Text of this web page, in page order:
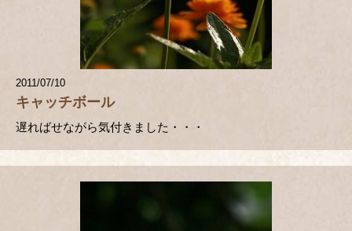
2011/07/10
キャッチボール
遅ればせながら気付きました・・・